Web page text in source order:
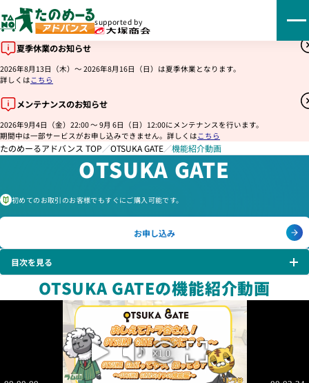
supported by
夏季休業のお知らせ
2026年8月13日（木）～ 2026年8月16日（日）は夏季休業となります。
詳しくはこちら
メンテナンスのお知らせ
2026年9月4日（金）22:00 ～ 9月 6日（日）12:00にメンテナンスを行います。
期間中は一部サービスがお申し込みできません。詳しくはこちら
たのめーるアドバンス TOP／OTSUKA GATE／機能紹介動画
OTSUKA GATE
初めてのお取引のお客様でもすぐにご購入可能です。
お申し込み
目次を見る
OTSUKA GATEの機能紹介動画